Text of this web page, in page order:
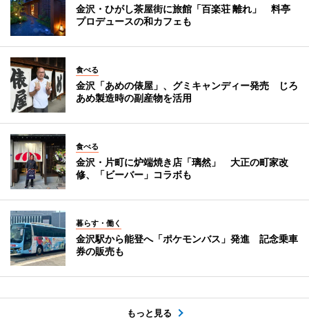
金沢・ひがし茶屋街に旅館「百楽荘 離れ」 料亭
プロデュースの和カフェも
食べる
金沢「あめの俵屋」、グミキャンディー発売 じろ
あめ製造時の副産物を活用
食べる
金沢・片町に炉端焼き店「璃然」 大正の町家改
修、「ビーバー」コラボも
暮らす・働く
金沢駅から能登へ「ポケモンバス」発進 記念乗車
券の販売も
もっと見る